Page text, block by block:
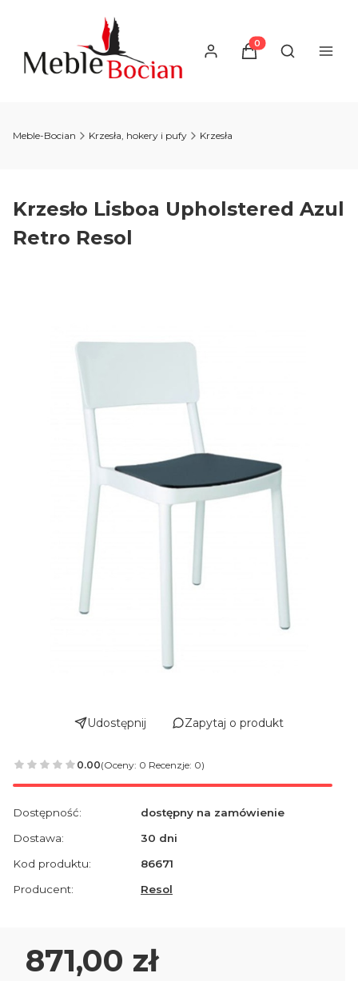
Produkty w
Otwórz
Meble-Bocian Krzesła, hokery i pufy Krzesła
Krzesło Lisboa Upholstered Azul
Retro Resol
Udostępnij Zapytaj o produkt
0.00(Oceny: 0 Recenzje: 0)
Dostępność:
dostępny na zamówienie
Dostawa:
30 dni
Kod produktu:
86671
Producent:
Resol
Cena
871,00 zł